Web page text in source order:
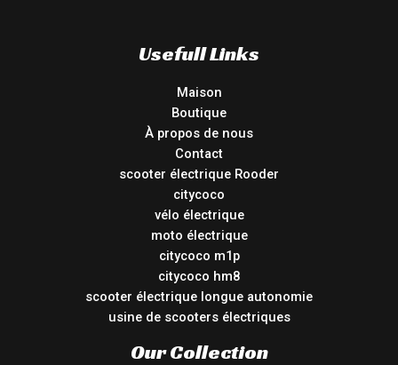
Usefull Links
Maison
Boutique
À propos de nous
Contact
scooter électrique Rooder
citycoco
vélo électrique
moto électrique
citycoco m1p
citycoco hm8
scooter électrique longue autonomie
usine de scooters électriques
Our Collection